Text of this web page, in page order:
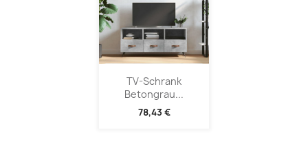
TV-Schrank
Betongrau...
78,43 €